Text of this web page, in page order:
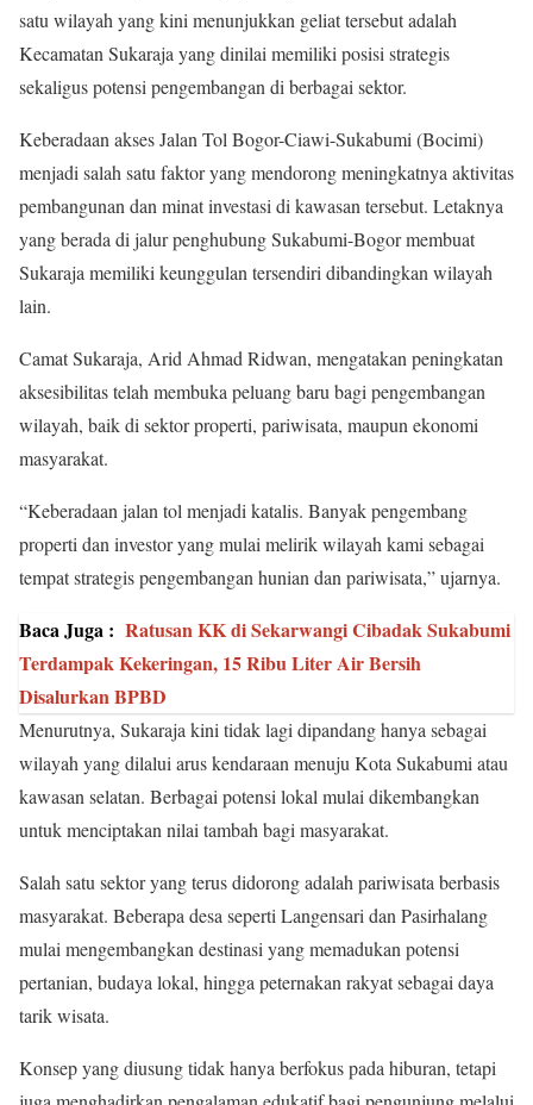
satu wilayah yang kini menunjukkan geliat tersebut adalah
Kecamatan Sukaraja yang dinilai memiliki posisi strategis
sekaligus potensi pengembangan di berbagai sektor.
Keberadaan akses Jalan Tol Bogor-Ciawi-Sukabumi (Bocimi)
menjadi salah satu faktor yang mendorong meningkatnya aktivitas
pembangunan dan minat investasi di kawasan tersebut. Letaknya
yang berada di jalur penghubung Sukabumi-Bogor membuat
Sukaraja memiliki keunggulan tersendiri dibandingkan wilayah
lain.
Camat Sukaraja, Arid Ahmad Ridwan, mengatakan peningkatan
aksesibilitas telah membuka peluang baru bagi pengembangan
wilayah, baik di sektor properti, pariwisata, maupun ekonomi
masyarakat.
“Keberadaan jalan tol menjadi katalis. Banyak pengembang
properti dan investor yang mulai melirik wilayah kami sebagai
tempat strategis pengembangan hunian dan pariwisata,” ujarnya.
Baca Juga : Ratusan KK di Sekarwangi Cibadak Sukabumi
Terdampak Kekeringan, 15 Ribu Liter Air Bersih
Disalurkan BPBD
Menurutnya, Sukaraja kini tidak lagi dipandang hanya sebagai
wilayah yang dilalui arus kendaraan menuju Kota Sukabumi atau
kawasan selatan. Berbagai potensi lokal mulai dikembangkan
untuk menciptakan nilai tambah bagi masyarakat.
Salah satu sektor yang terus didorong adalah pariwisata berbasis
masyarakat. Beberapa desa seperti Langensari dan Pasirhalang
mulai mengembangkan destinasi yang memadukan potensi
pertanian, budaya lokal, hingga peternakan rakyat sebagai daya
tarik wisata.
Konsep yang diusung tidak hanya berfokus pada hiburan, tetapi